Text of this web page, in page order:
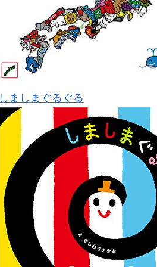
しましまぐるぐる